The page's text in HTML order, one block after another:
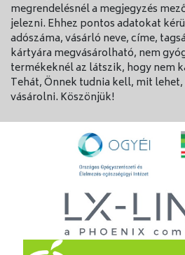
megrendelésnél a megjegyzés
jelezni. Ehhez pontos adatokat
adószáma, vásárló neve, címe,
kártyára megvásárolható, nem
termékeknél az látszik, hogy nem
Tehát, Önnek tudnia kell, mit
vásárolni. Köszönjük!